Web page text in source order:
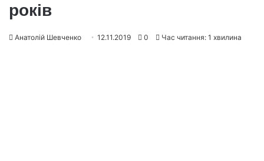
років
Анатолій Шевченко 12.11.2019 0 Час читання: 1 хвилина